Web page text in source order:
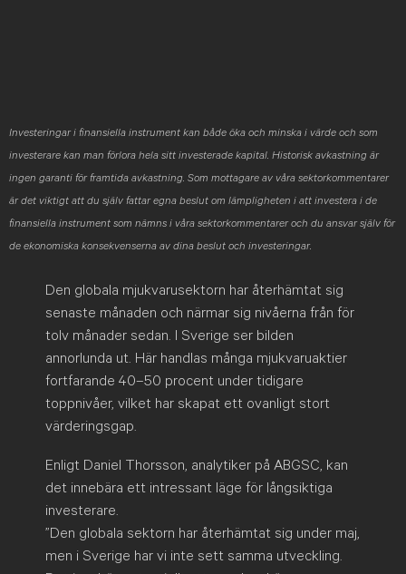
Investeringar i finansiella instrument kan både öka och minska i värde och som
investerare kan man förlora hela sitt investerade kapital. Historisk avkastning är
ingen garanti för framtida avkastning. Som mottagare av våra sektorkommentarer
är det viktigt att du själv fattar egna beslut om lämpligheten i att investera i de
finansiella instrument som nämns i våra sektorkommentarer och du ansvar själv för
de ekonomiska konsekvenserna av dina beslut och investeringar.
Den globala mjukvarusektorn har återhämtat sig
senaste månaden och närmar sig nivåerna från för
tolv månader sedan. I Sverige ser bilden
annorlunda ut. Här handlas många mjukvaruaktier
fortfarande 40–50 procent under tidigare
toppnivåer, vilket har skapat ett ovanligt stort
värderingsgap.
Enligt Daniel Thorsson, analytiker på ABGSC, kan
det innebära ett intressant läge för långsiktiga
investerare.
”Den globala sektorn har återhämtat sig under maj,
men i Sverige har vi inte sett samma utveckling.